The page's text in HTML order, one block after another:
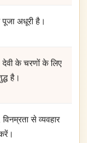
पूजा अधूरी है।
के चरणों के लिए
है।
से व्यवहार